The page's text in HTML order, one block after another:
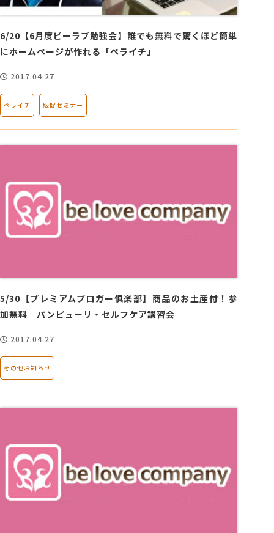
6/20【6月度ビーラブ勉強会】誰でも無料で驚くほど簡単
にホームページが作れる「ぺライチ」
2017.04.27
ペライチ 販促セミナー
5/30【プレミアムブロガー俱楽部】商品のお土産付！参
加無料 パンピューリ・セルフケア講習会
2017.04.27
その他お知らせ